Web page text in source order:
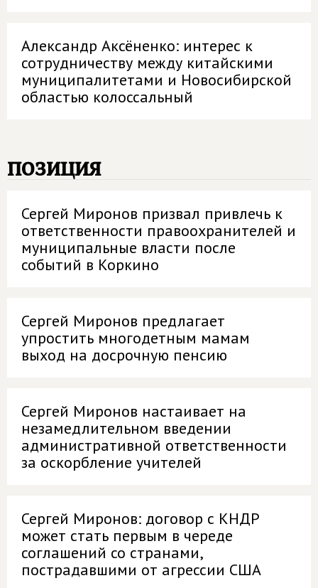
Александр Аксёненко: интерес к
сотрудничеству между китайскими
муниципалитетами и Новосибирской
областью колоссальный
позиция
Сергей Миронов призвал привлечь к
ответственности правоохранителей и
муниципальные власти после
событий в Коркино
Сергей Миронов предлагает
упростить многодетным мамам
выход на досрочную пенсию
Сергей Миронов настаивает на
незамедлительном введении
административной ответственности
за оскорбление учителей
Сергей Миронов: договор с КНДР
может стать первым в череде
соглашений со странами,
пострадавшими от агрессии США